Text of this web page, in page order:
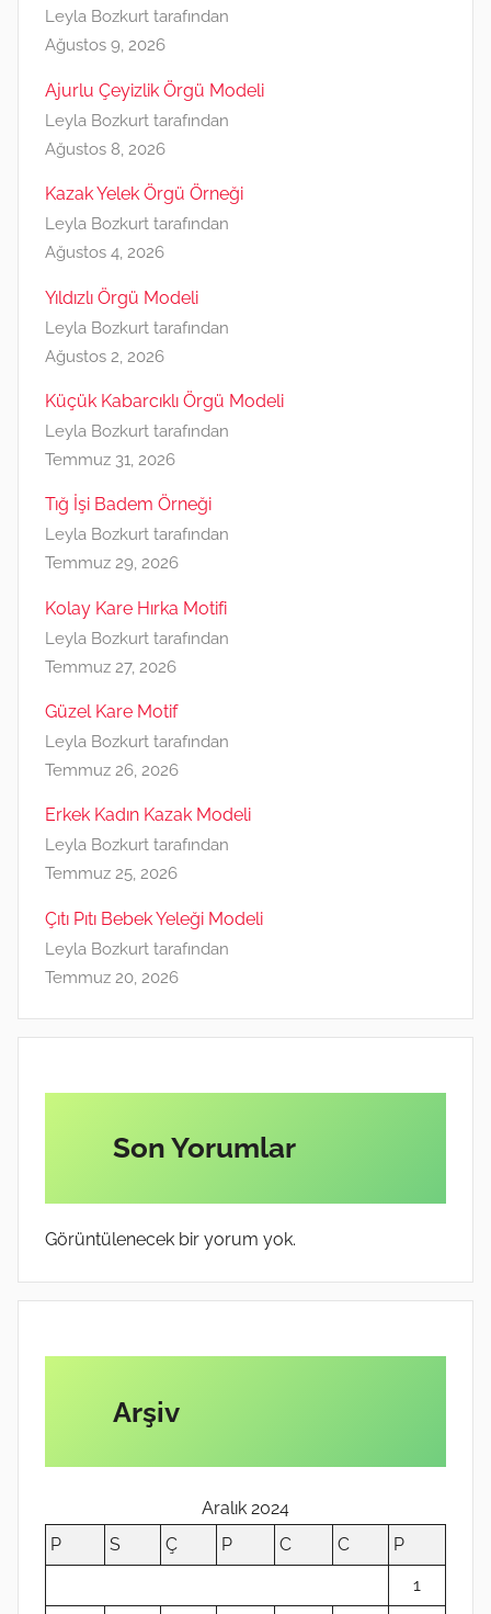
Leyla Bozkurt tarafından
Ağustos 9, 2026
Ajurlu Çeyizlik Örgü Modeli
Leyla Bozkurt tarafından
Ağustos 8, 2026
Kazak Yelek Örgü Örneği
Leyla Bozkurt tarafından
Ağustos 4, 2026
Yıldızlı Örgü Modeli
Leyla Bozkurt tarafından
Ağustos 2, 2026
Küçük Kabarcıklı Örgü Modeli
Leyla Bozkurt tarafından
Temmuz 31, 2026
Tığ İşi Badem Örneği
Leyla Bozkurt tarafından
Temmuz 29, 2026
Kolay Kare Hırka Motifi
Leyla Bozkurt tarafından
Temmuz 27, 2026
Güzel Kare Motif
Leyla Bozkurt tarafından
Temmuz 26, 2026
Erkek Kadın Kazak Modeli
Leyla Bozkurt tarafından
Temmuz 25, 2026
Çıtı Pıtı Bebek Yeleği Modeli
Leyla Bozkurt tarafından
Temmuz 20, 2026
Son Yorumlar
Görüntülenecek bir yorum yok.
Arşiv
Aralık 2024
P
S Ç P C C
P
1